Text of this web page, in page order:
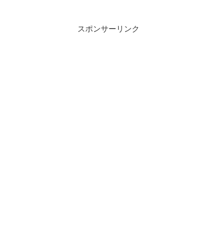
スポンサーリンク